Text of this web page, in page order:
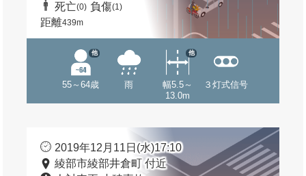
死亡(0) 負傷(1)
距離439m
55～64歳
他
雨
幅5.5～
13.0m
他
３灯式信号
2019年12月11日(水)17:10
綾部市綾部井倉町 付近